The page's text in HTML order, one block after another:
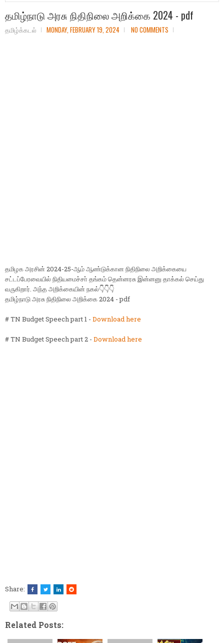
தமிழ்நாடு அரசு நிதிநிலை அறிக்கை 2024 - pdf
தமிழ்க்கடல் MONDAY, FEBRUARY 19, 2024 NO COMMENTS
தமிழக அரசின் 2024-25-ஆம் ஆண்டுக்கான நிதிநிலை அறிக்கையை
சட்டப்பேரவையில் நிதியமைச்சா் தங்கம் தென்னரசு இன்னனு தாக்கல் செய்து
வருகிறார். அந்த அறிக்கையின் நகல்👇👇👇
தமிழ்நாடு அரசு நிதிநிலை அறிக்கை 2024 - pdf
# TN Budget Speech part 1 - Download here
# TN Budget Speech part 2 - Download here
Share:
Related Posts: